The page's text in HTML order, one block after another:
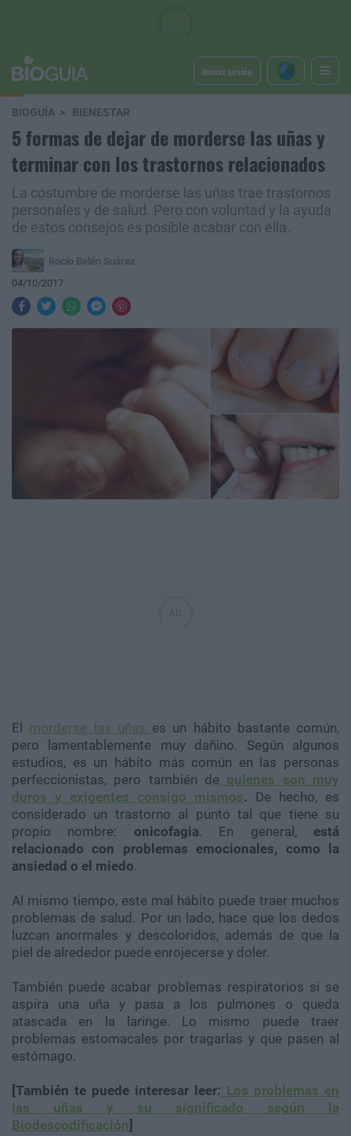
Iniciar sesión
BIOGUÍA BIENESTAR
5 formas de dejar de morderse las uñas y
terminar con los trastornos relacionados
La costumbre de morderse las uñas trae trastornos
personales y de salud. Pero con voluntad y la ayuda
de estos consejos es posible acabar con ella.
Rocío Belén Suárez
04/10/2017
El morderse las uñas es un hábito bastante común,
pero lamentablemente muy dañino. Según algunos
estudios, es un hábito más común en las personas
perfeccionistas, pero también de quienes son muy
duros y exigentes consigo mismos. De hecho, es
considerado un trastorno al punto tal que tiene su
propio nombre: onicofagia. En general, está
relacionado con problemas emocionales, como la
ansiedad o el miedo.
Al mismo tiempo, este mal hábito puede traer muchos
problemas de salud. Por un lado, hace que los dedos
luzcan anormales y descoloridos, además de que la
piel de alrededor puede enrojecerse y doler.
También puede acabar problemas respiratorios si se
aspira una uña y pasa a los pulmones o queda
atascada en la laringe. Lo mismo puede traer
problemas estomacales por tragarlas y que pasen al
estómago.
[También te puede interesar leer: Los problemas en
las uñas y su significado según la
Biodescodificación]